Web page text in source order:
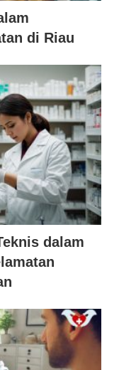
di Riau
dalam